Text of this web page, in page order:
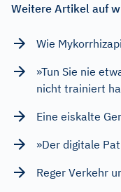
Weitere Artikel auf
Wie
»Tun Sie nie
nicht trainiert
Eine eiskalte
»Der digitale
Reger Verkehr